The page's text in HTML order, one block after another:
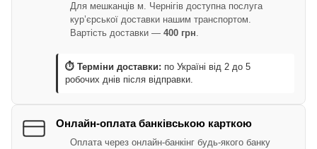
Для мешканців м. Чернігів доступна послуга
кур’єрської доставки нашим транспортом.
Вартість доставки — 400 грн
⏱ Терміни доставки: по Україні від 2 до 5
робочих днів після відправки.
Онлайн-оплата банківською карткою
Оплата через онлайн-банкінг будь-якого банку